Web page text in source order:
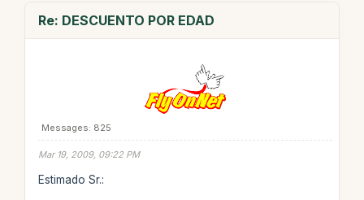
Re: DESCUENTO POR EDAD
Messages: 825
Mar 19, 2009, 09:22 PM
Estimado Sr.: